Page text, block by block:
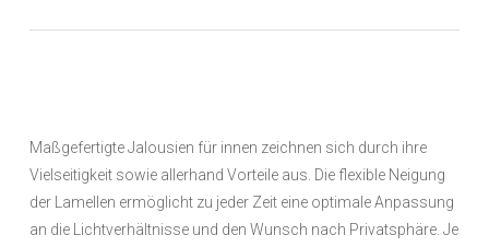
Maßgefertigte Jalousien für innen zeichnen sich durch ihre
Vielseitigkeit sowie allerhand Vorteile aus. Die flexible Neigung
der Lamellen ermöglicht zu jeder Zeit eine optimale Anpassung
an die Lichtverhältnisse und den Wunsch nach Privatsphäre. Je